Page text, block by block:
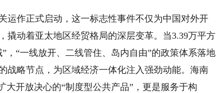
作正式启动，这一标志性事件不仅为中国对外开
撬动着亚太地区经贸格局的深层变革。当3.39万平方
，“一线放开、二线管住、岛内自由”的政策体系落地
战略节点，为区域经济一体化注入强劲动能。海南
大开放决心的“制度型公共产品”，更是服务于构